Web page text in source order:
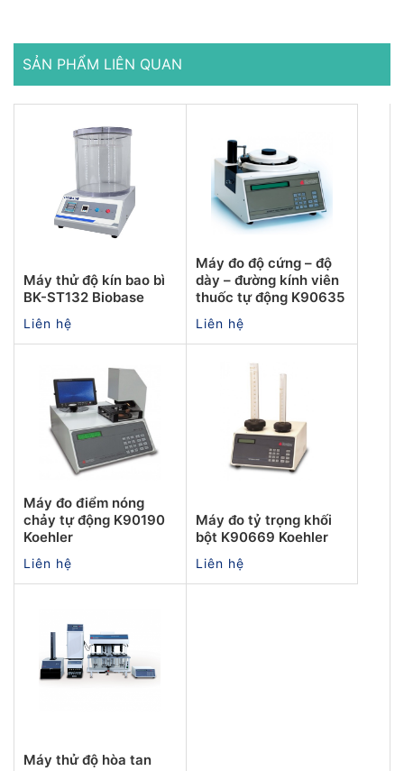
SẢN PHẨM LIÊN QUAN
Máy thử độ kín bao bì
BK-ST132 Biobase
Liên hệ
Máy đo độ cứng – độ
dày – đường kính viên
thuốc tự động K90635
Liên hệ
Máy đo điểm nóng
chảy tự động K90190
Koehler
Liên hệ
Máy đo tỷ trọng khối
bột K90669 Koehler
Liên hệ
Máy thử độ hòa tan